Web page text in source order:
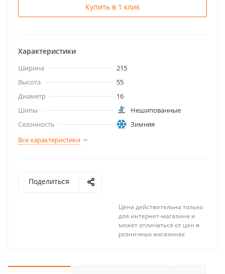
Купить в 1 клик
Характеристики
Ширина
215
Высота
55
Диаметр
16
Шипы
Нешипованные
Сезонность
Зимняя
Все характеристики
Поделиться
Цена действительна только
для интернет-магазина и
может отличаться от цен в
розничных магазинах